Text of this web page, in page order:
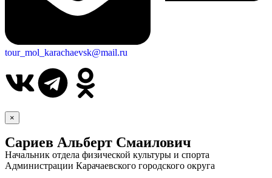
tour_mol_karachaevsk@mail.ru
×
Сариев Альберт Смаилович
Начальник отдела физической культуры и спорта
Администрации Карачаевского городского округа